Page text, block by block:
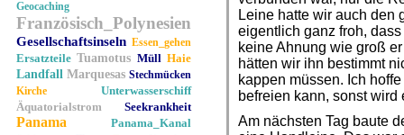
Geocaching
Französisch_Polynesien
Gesellschaftsinseln Essen_gehen
Ersatzteile Tuamotus Müll Haie
Landfall Marquesas Stechmücken
Kirche
Unterwasserschiff
Äquatorialstrom
Seekrankheit
Panama Panama_Kanal
Leine hatte wir auch den
eigentlich ganz froh,
keine Ahnung wie groß
hätten wir ihn bestimmt
kappen müssen. Ich
befreien kann, sonst
Am nächsten Tag baute